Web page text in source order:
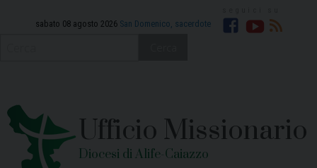
sabato 08 agosto 2026 San Domenico, sacerdote
Ufficio Missionario
Diocesi di Alife-Caiazzo